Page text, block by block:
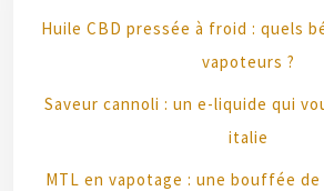
Huile CBD pressée à froid : quels
vapoteurs ?
Saveur cannoli : un e-liquide qui
italie
MTL en vapotage : une bouffée